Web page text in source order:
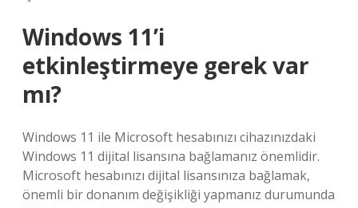
Windows 11’i
etkinleştirmeye gerek var
mı?
Windows 11 ile Microsoft hesabınızı cihazınızdaki
Windows 11 dijital lisansına bağlamanız önemlidir.
Microsoft hesabınızı dijital lisansınıza bağlamak,
önemli bir donanım değişikliği yapmanız durumunda